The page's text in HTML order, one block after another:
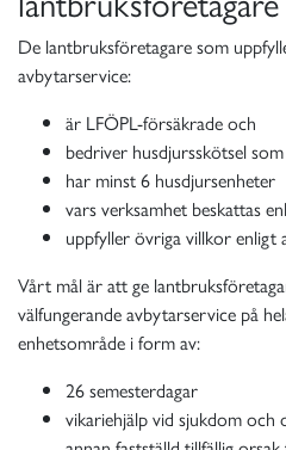
De lantbruksföretagare som
avbytarservice:
är LFÖPL-försäkrade och
bedriver husdjursskötsel
har minst 6 husdjursenheter
vars verksamhet beskattas
uppfyller övriga villkor enligt
Vårt mål är att ge
välfungerande avbytarservice på
enhetsområde i form av:
26 semesterdagar
vikariehjälp vid sjukdom och